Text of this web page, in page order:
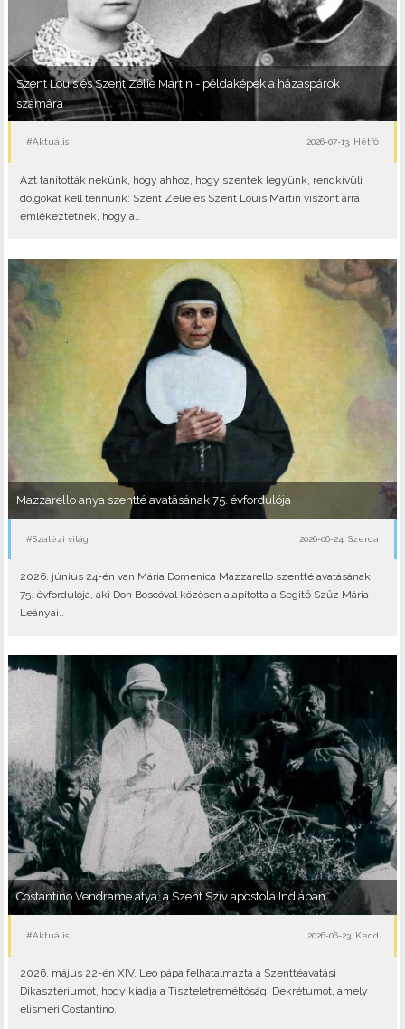
Szent Louis és Szent Zélie Martin - példaképek a házaspárok
számára
#Aktuális 2026-07-13, Hétfő
Azt tanították nekünk, hogy ahhoz, hogy szentek legyünk, rendkívüli
dolgokat kell tennünk: Szent Zélie és Szent Louis Martin viszont arra
emlékeztetnek, hogy a..
Mazzarello anya szentté avatásának 75. évfordulója
#Szalézi világ 2026-06-24, Szerda
2026. június 24-én van Mária Domenica Mazzarello szentté avatásának
75. évfordulója, aki Don Boscóval közösen alapította a Segítő Szűz Mária
Leányai..
Costantino Vendrame atya, a Szent Szív apostola Indiában
#Aktuális 2026-06-23, Kedd
2026. május 22-én XIV. Leó pápa felhatalmazta a Szenttéavatási
Dikasztériumot, hogy kiadja a Tiszteletreméltósági Dekrétumot, amely
elismeri Costantino..